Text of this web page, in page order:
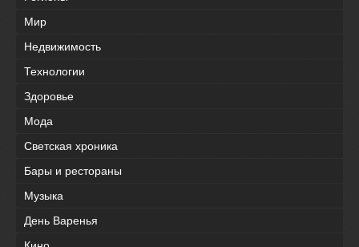
Мир
Недвижимость
Технологии
Здоровье
Мода
Светская хроника
Бары и рестораны
Музыка
День Варенья